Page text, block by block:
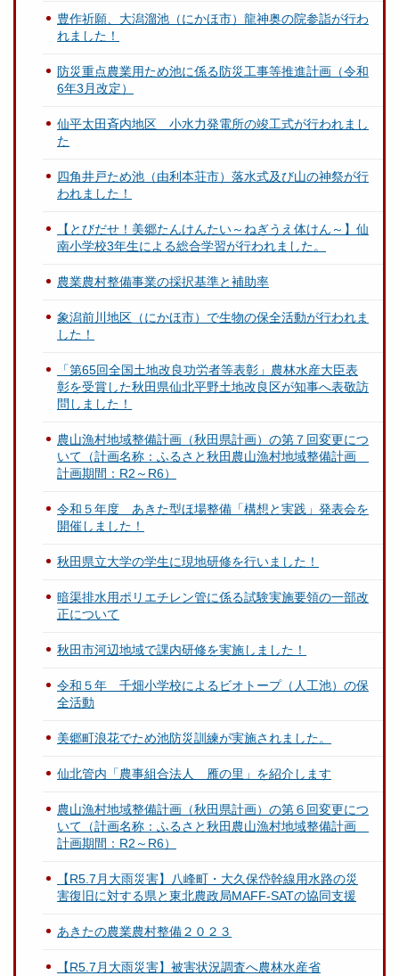
豊作祈願、大潟溜池（にかほ市）龍神奥の院参詣が行わ
れました！
防災重点農業用ため池に係る防災工事等推進計画（令和
6年3月改定）
仙平太田斉内地区 小水力発電所の竣工式が行われまし
た
四角井戸ため池（由利本荘市）落水式及び山の神祭が行
われました！
【とびだせ！美郷たんけんたい～ねぎうえ体けん～】仙
南小学校3年生による総合学習が行われました。
農業農村整備事業の採択基準と補助率
象潟前川地区（にかほ市）で生物の保全活動が行われま
した！
「第65回全国土地改良功労者等表彰」農林水産大臣表
彰を受賞した秋田県仙北平野土地改良区が知事へ表敬訪
問しました！
農山漁村地域整備計画（秋田県計画）の第７回変更につ
いて（計画名称：ふるさと秋田農山漁村地域整備計画
計画期間：R2～R6）
令和５年度 あきた型ほ場整備「構想と実践」発表会を
開催しました！
秋田県立大学の学生に現地研修を行いました！
暗渠排水用ポリエチレン管に係る試験実施要領の一部改
正について
秋田市河辺地域で課内研修を実施しました！
令和５年 千畑小学校によるビオトープ（人工池）の保
全活動
美郷町浪花でため池防災訓練が実施されました。
仙北管内「農事組合法人 雁の里」を紹介します
農山漁村地域整備計画（秋田県計画）の第６回変更につ
いて（計画名称：ふるさと秋田農山漁村地域整備計画
計画期間：R2～R6）
【R5.7月大雨災害】八峰町・大久保岱幹線用水路の災
害復旧に対する県と東北農政局MAFF-SATの協同支援
あきたの農業農村整備２０２３
【R5.7月大雨災害】被害状況調査へ農林水産省